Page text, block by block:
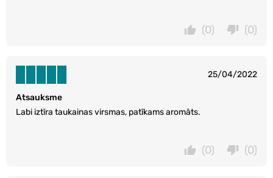
(0)
(0)
25/04/2022
Atsauksme
Labi iztīra taukainas virsmas, patīkams aromāts.
(0)
(0)